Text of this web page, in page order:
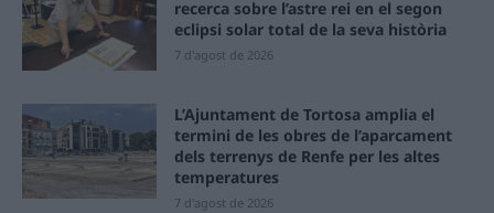
recerca sobre l’astre rei en el segon
eclipsi solar total de la seva història
7 d'agost de 2026
L’Ajuntament de Tortosa amplia el
termini de les obres de l’aparcament
dels terrenys de Renfe per les altes
temperatures
7 d'agost de 2026